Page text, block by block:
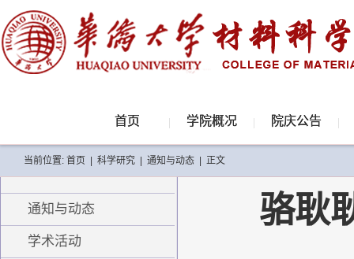
首页 学院概况 院庆公告
当前位置: 首页 科学研究 通知与动态 正文
通知与动态
学术活动
骆耿